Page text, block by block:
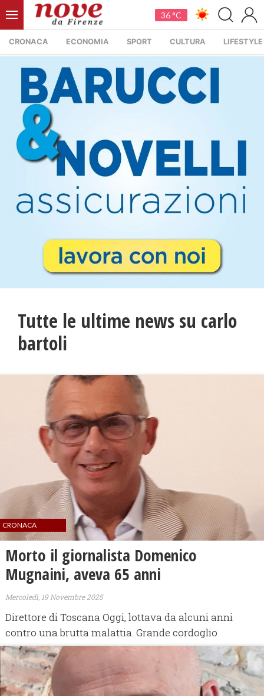
36 °C
CRONACA ECONOMIA SPORT CULTURA LIFESTYLE
Tutte le ultime news su carlo
bartoli
CRONACA
Morto il giornalista Domenico
Mugnaini, aveva 65 anni
Mercoledì, 19 Novembre 2025
Direttore di Toscana Oggi, lottava da alcuni anni
contro una brutta malattia. Grande cordoglio